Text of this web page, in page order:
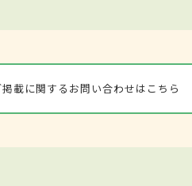
掲載に関するお問い合わせはこちら